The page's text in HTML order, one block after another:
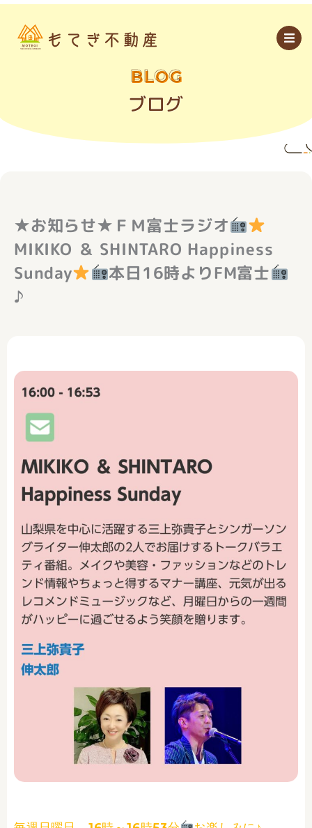
内
BLOG
ブログ
★お知らせ★ＦＭ富士ラジオ
MIKIKO ＆ SHINTARO Happiness
Sunday
本日16時よりFM富士
♪